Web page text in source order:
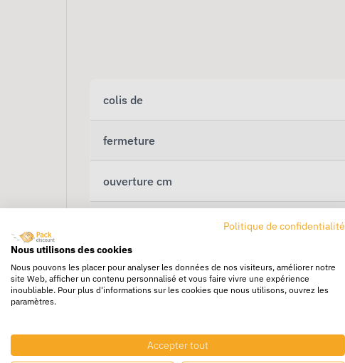
colis de
fermeture
ouverture cm
soufflet en mm
Politique de confidentialité
Nous utilisons des cookies
Nous pouvons les placer pour analyser les données de nos visiteurs, améliorer notre
site Web, afficher un contenu personnalisé et vous faire vivre une expérience
inoubliable. Pour plus d'informations sur les cookies que nous utilisons, ouvrez les
paramètres.
Accepter tout